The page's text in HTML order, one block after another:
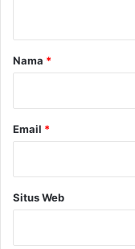
rNama *
Email *
Situs Web